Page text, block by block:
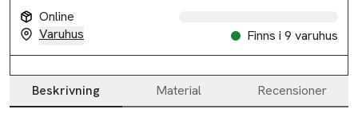
Online
Varuhus
Finns i 9 varuhus
Beskrivning Material Recensioner